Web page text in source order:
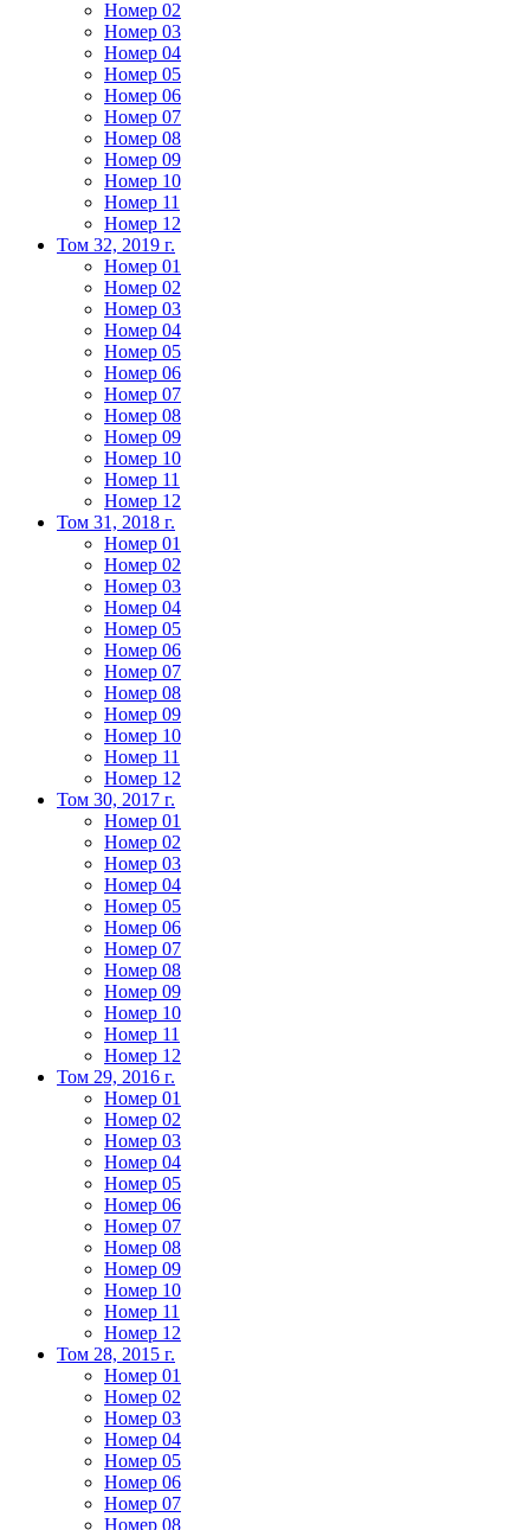
Номер 02
Номер 03
Номер 04
Номер 05
Номер 06
Номер 07
Номер 08
Номер 09
Номер 10
Номер 11
Номер 12
Том 32, 2019 г.
Номер 01
Номер 02
Номер 03
Номер 04
Номер 05
Номер 06
Номер 07
Номер 08
Номер 09
Номер 10
Номер 11
Номер 12
Том 31, 2018 г.
Номер 01
Номер 02
Номер 03
Номер 04
Номер 05
Номер 06
Номер 07
Номер 08
Номер 09
Номер 10
Номер 11
Номер 12
Том 30, 2017 г.
Номер 01
Номер 02
Номер 03
Номер 04
Номер 05
Номер 06
Номер 07
Номер 08
Номер 09
Номер 10
Номер 11
Номер 12
Том 29, 2016 г.
Номер 01
Номер 02
Номер 03
Номер 04
Номер 05
Номер 06
Номер 07
Номер 08
Номер 09
Номер 10
Номер 11
Номер 12
Том 28, 2015 г.
Номер 01
Номер 02
Номер 03
Номер 04
Номер 05
Номер 06
Номер 07
Номер 08